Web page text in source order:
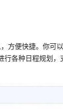
方便快捷。你可
行各种日程规划，